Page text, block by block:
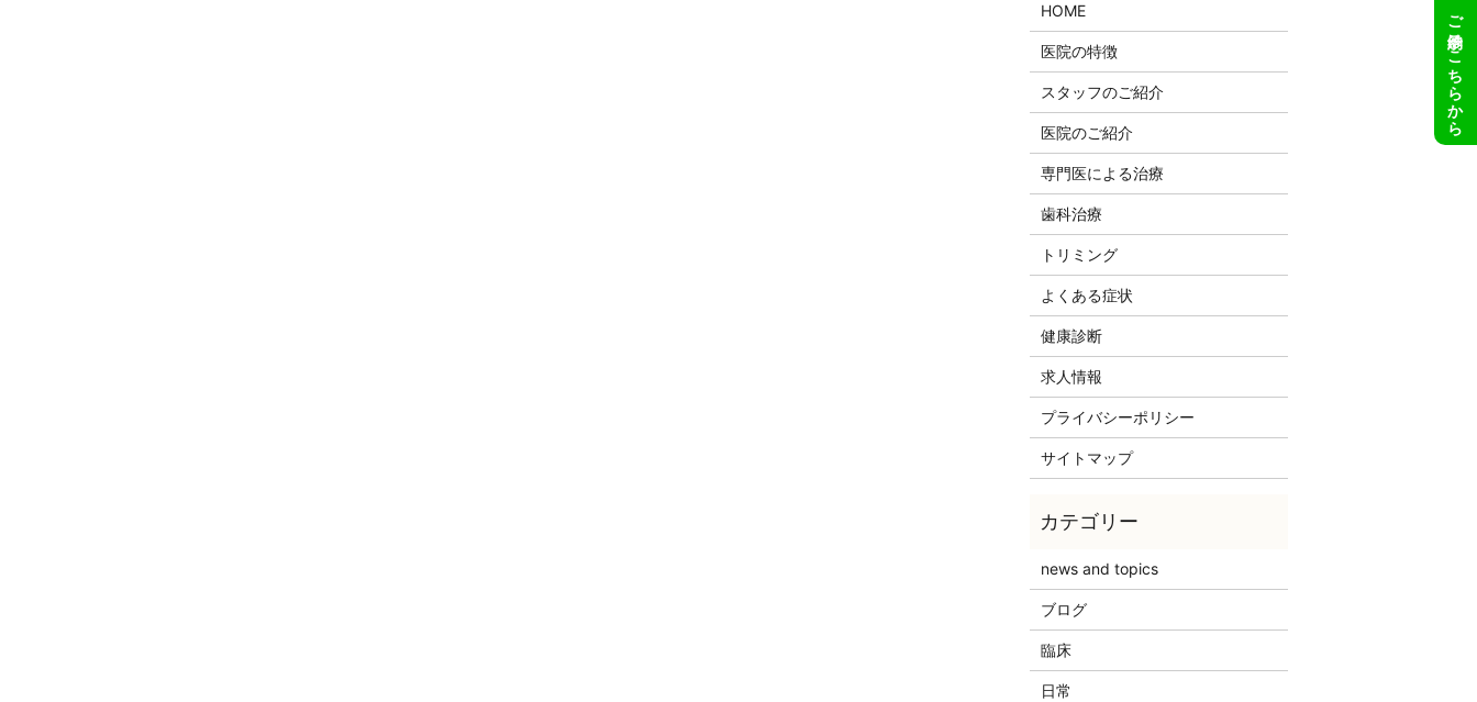
HOME
医院の特徴
スタッフのご紹介
医院のご紹介
専門医による治療
歯科治療
トリミング
よくある症状
健康診断
求人情報
プライバシーポリシー
サイトマップ
news and topics
ブログ
臨床
日常
ご予約はこちらから